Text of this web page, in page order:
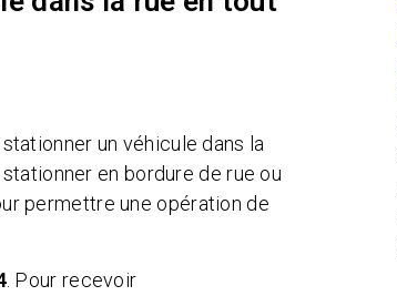
un véhicule dans la
en bordure de rue ou
permettre une opération de
. Pour recevoir